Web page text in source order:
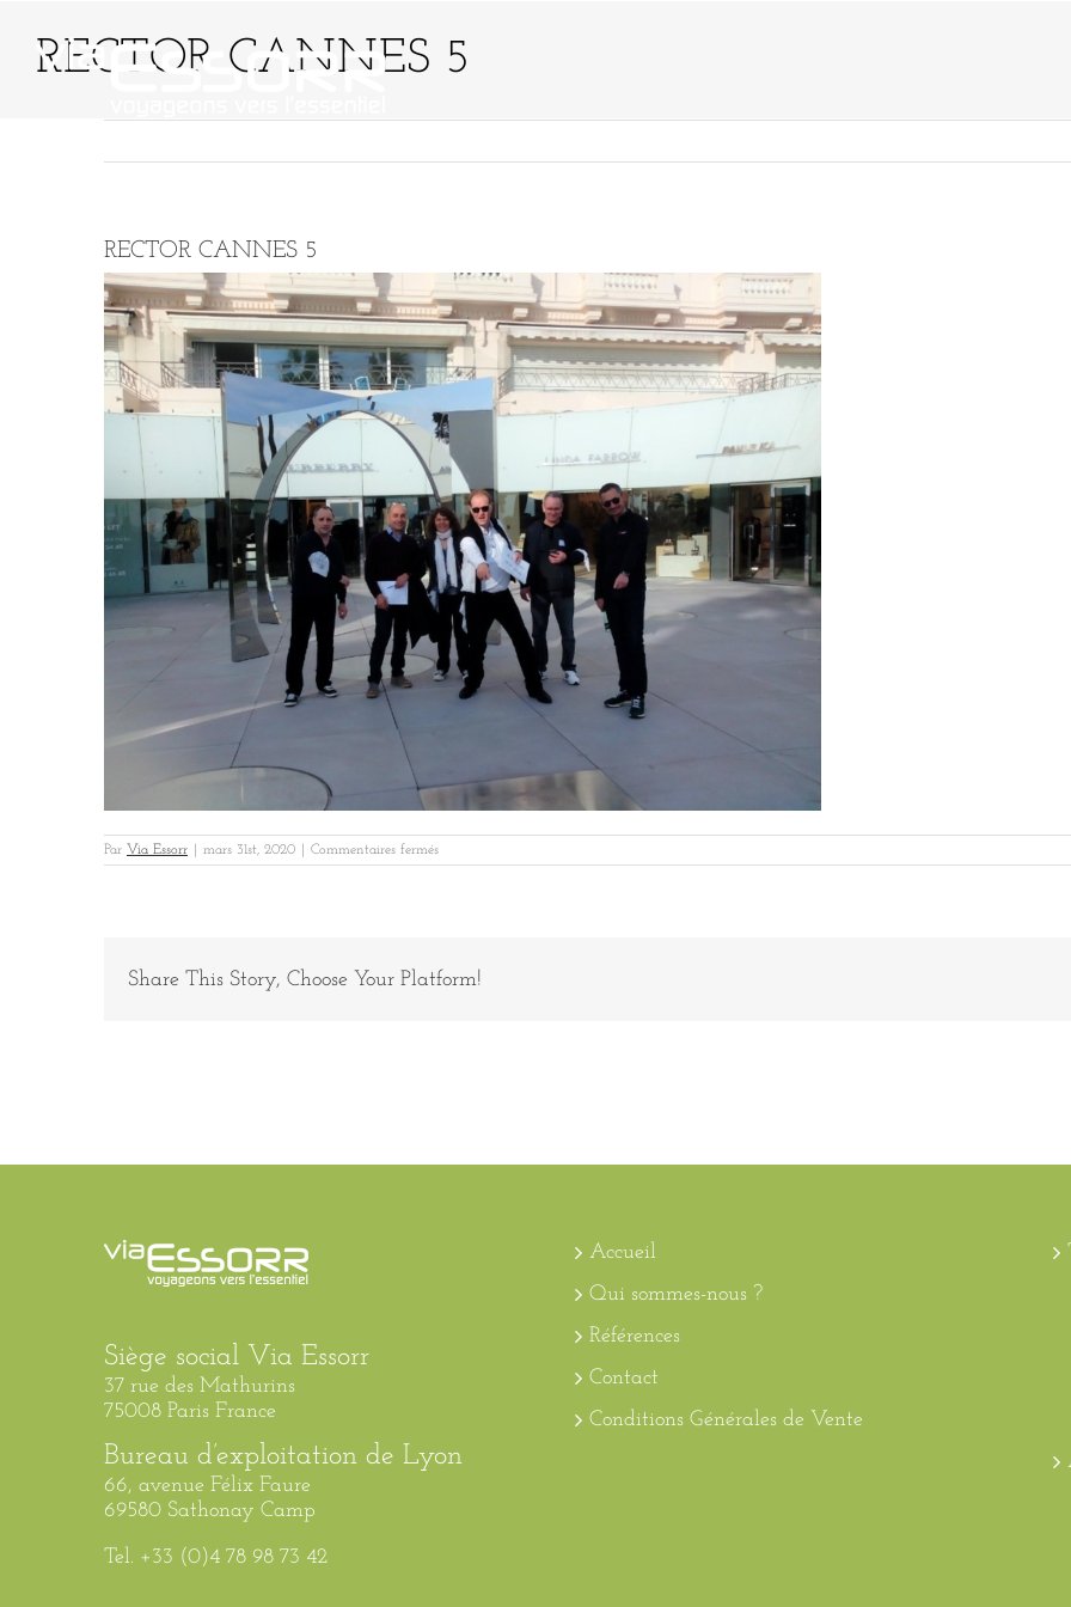
contenuRECTOR CANNES 5
RECTOR CANNES 5
Par Via Essorr mars 31st, 2020 Commentaires ferméssur
RECTOR
Share This Story, Choose Your Platform!
Siège social Via Essorr
37 rue des Mathurins
75008 Paris France
Bureau d’exploitation de Lyon
66, avenue Félix Faure
69580 Sathonay Camp
Tel. +33 (0)4 78 98 73 42
Accueil
Qui sommes-nous ?
Références
Contact
Conditions Générales de Vente